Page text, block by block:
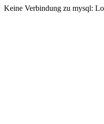
Keine Verbindung zu mysql: